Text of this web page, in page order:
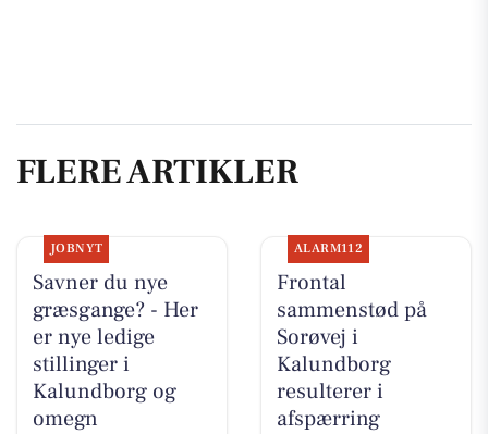
FLERE ARTIKLER
JOBNYT
Savner du nye
græsgange? - Her
er nye ledige
stillinger i
Kalundborg og
omegn
ALARM112
Frontal
sammenstød på
Sorøvej i
Kalundborg
resulterer i
afspærring